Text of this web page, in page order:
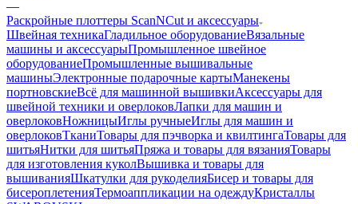
—
Раскройные плоттеры ScanNCut и аксессуары
Швейная техникаГладильное оборудованиеВязальные
машины и аксессуарыПромышленное швейное
оборудованиеПромышленные вышивальные
машиныЭлектронные подарочные картыМанекены
портновскиеВсё для машинной вышивкиАксессуары для
швейной техники и оверлоковЛапки для машин и
оверлоковНожницыИглы ручныеИглы для машин и
оверлоковТканиТовары для пэчворка и квилтингаТовары для
шитьяНитки для шитьяПряжа и товары для вязанияТовары
для изготовления куколВышивка и товары для
вышиванияШкатулки для рукоделияБисер и товары для
бисероплетенияТермоаппликации на одеждуКристаллы